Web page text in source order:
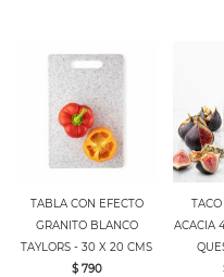
TABLA CON EFECTO
GRANITO BLANCO
TAYLORS - 30 X 20 CMS
$ 790
ACACIA